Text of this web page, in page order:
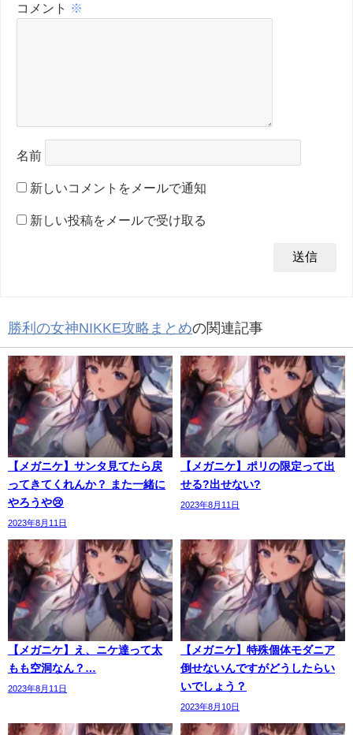
コメント ※
名前
新しいコメントをメールで通知
新しい投稿をメールで受け取る
勝利の女神NIKKE攻略まとめの関連記事
【メガニケ】サンタ見てたら戻
ってきてくれんか？ また一緒に
やろうや😢
2023年8月11日
【メガニケ】ポリの限定って出
せる?出せない?
2023年8月11日
【メガニケ】え、ニケ達って太
もも空洞なん？…
2023年8月11日
【メガニケ】特殊個体モダニア
倒せないんですがどうしたらい
いでしょう？
2023年8月10日